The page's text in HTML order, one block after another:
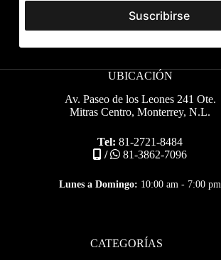
UBICACIÓN
Av. Paseo de los Leones 241 Ote.
Mitras Centro, Monterrey, N.L.
Tel: 81-2721-8484
/
81-3862-7096
Lunes a Domingo: 10:00 am - 7:00 pm
CATEGORÍAS